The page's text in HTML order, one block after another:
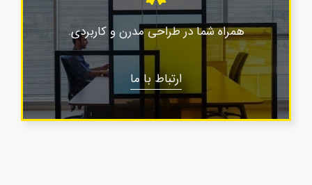
همراه شما در طراحی مدرن و کاربردی.
ارتباط با ما